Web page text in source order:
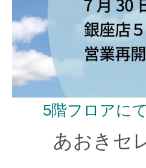
5階フロアに
あおきセ